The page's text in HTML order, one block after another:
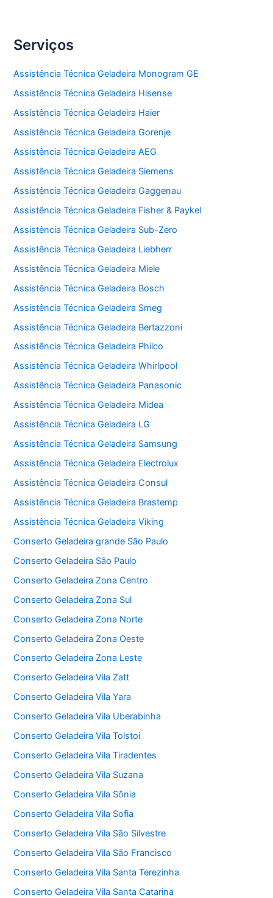
Serviços
Assistência Técnica Geladeira Monogram GE
Assistência Técnica Geladeira Hisense
Assistência Técnica Geladeira Haier
Assistência Técnica Geladeira Gorenje
Assistência Técnica Geladeira AEG
Assistência Técnica Geladeira Siemens
Assistência Técnica Geladeira Gaggenau
Assistência Técnica Geladeira Fisher & Paykel
Assistência Técnica Geladeira Sub-Zero
Assistência Técnica Geladeira Liebherr
Assistência Técnica Geladeira Miele
Assistência Técnica Geladeira Bosch
Assistência Técnica Geladeira Smeg
Assistência Técnica Geladeira Bertazzoni
Assistência Técnica Geladeira Philco
Assistência Técnica Geladeira Whirlpool
Assistência Técnica Geladeira Panasonic
Assistência Técnica Geladeira Midea
Assistência Técnica Geladeira LG
Assistência Técnica Geladeira Samsung
Assistência Técnica Geladeira Electrolux
Assistência Técnica Geladeira Consul
Assistência Técnica Geladeira Brastemp
Assistência Técnica Geladeira Viking
Conserto Geladeira grande São Paulo
Conserto Geladeira São Paulo
Conserto Geladeira Zona Centro
Conserto Geladeira Zona Sul
Conserto Geladeira Zona Norte
Conserto Geladeira Zona Oeste
Conserto Geladeira Zona Leste
Conserto Geladeira Vila Zatt
Conserto Geladeira Vila Yara
Conserto Geladeira Vila Uberabinha
Conserto Geladeira Vila Tolstoi
Conserto Geladeira Vila Tiradentes
Conserto Geladeira Vila Suzana
Conserto Geladeira Vila Sônia
Conserto Geladeira Vila Sofia
Conserto Geladeira Vila São Silvestre
Conserto Geladeira Vila São Francisco
Conserto Geladeira Vila Santa Terezinha
Conserto Geladeira Vila Santa Catarina